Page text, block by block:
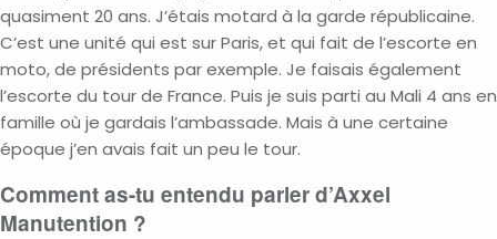
quasiment 20 ans. J’étais motard à la garde républicaine.
C’est une unité qui est sur Paris, et qui fait de l’escorte en
moto, de présidents par exemple. Je faisais également
l’escorte du tour de France. Puis je suis parti au Mali 4 ans en
famille où je gardais l’ambassade. Mais à une certaine
époque j’en avais fait un peu le tour.
Comment as-tu entendu parler d’Axxel
Manutention ?